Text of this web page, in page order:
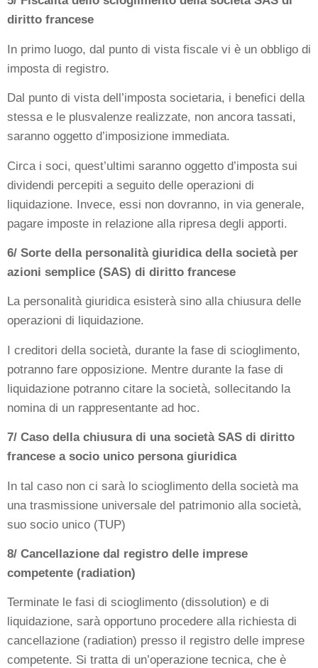
diritto francese
In primo luogo, dal punto di vista fiscale vi è un obbligo di
imposta di registro.
Dal punto di vista dell’imposta societaria, i benefici della
stessa e le plusvalenze realizzate, non ancora tassati,
saranno oggetto d’imposizione immediata.
Circa i soci, quest’ultimi saranno oggetto d’imposta sui
dividendi percepiti a seguito delle operazioni di
liquidazione. Invece, essi non dovranno, in via generale,
pagare imposte in relazione alla ripresa degli apporti.
6/ Sorte della personalità giuridica della società per
azioni semplice (SAS) di diritto francese
La personalità giuridica esisterà sino alla chiusura delle
operazioni di liquidazione.
I creditori della società, durante la fase di scioglimento,
potranno fare opposizione. Mentre durante la fase di
liquidazione potranno citare la società, sollecitando la
nomina di un rappresentante ad hoc.
7/ Caso della chiusura di una società SAS di diritto
francese a socio unico persona giuridica
In tal caso non ci sarà lo scioglimento della società ma
una trasmissione universale del patrimonio alla società,
suo socio unico (TUP)
8/ Cancellazione dal registro delle imprese
competente (radiation)
Terminate le fasi di scioglimento (dissolution) e di
liquidazione, sarà opportuno procedere alla richiesta di
cancellazione (radiation) presso il registro delle imprese
competente. Si tratta di un’operazione tecnica, che è